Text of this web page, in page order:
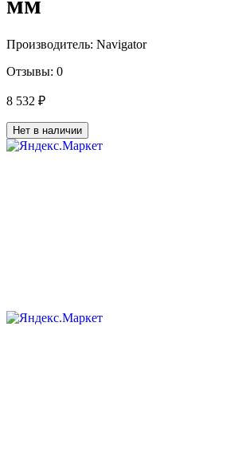
Производитель: Navigator
Отзывы: 0
8 532 ₽
Нет в наличии